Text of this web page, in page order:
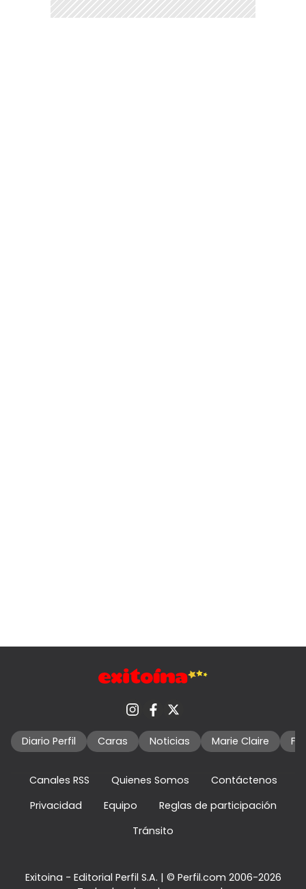
Diario Perfil Caras Noticias Marie Claire
Canales RSS Quienes Somos
Contáctenos
Privacidad
Equipo
Reglas de participación
Tránsito
Exitoina - Editorial Perfil S.A. | © Perfil.com 2006-2026